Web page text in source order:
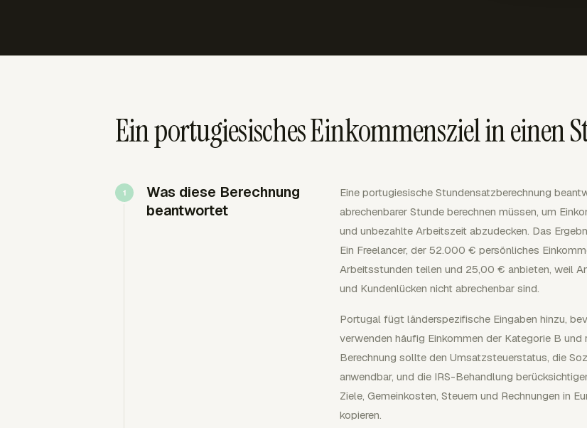
Ein portugiesisches Einkommensziel in einen
Was diese Berechnung
beantwortet
Eine portugiesische Stundensatzberechnung
abrechenbarer Stunde berechnen müssen, um
und unbezahlte Arbeitszeit abzudecken. Das
Ein Freelancer, der 52.000 € persönliches
Arbeitsstunden teilen und 25,00 € anbieten, weil
und Kundenlücken nicht abrechenbar sind.
Portugal fügt länderspezifische Eingaben hinzu,
verwenden häufig Einkommen der Kategorie B
Berechnung sollte den Umsatzsteuerstatus, die
anwendbar, und die IRS-Behandlung
Ziele, Gemeinkosten, Steuern und Rechnungen in
kopieren.